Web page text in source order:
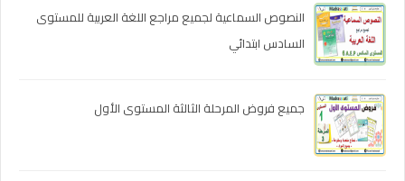
النصوص السماعية لجميع مراجع اللغة العربية للمستوى
السادس ابتدائي
جميع فروض المرحلة الثالثة المستوى الأول